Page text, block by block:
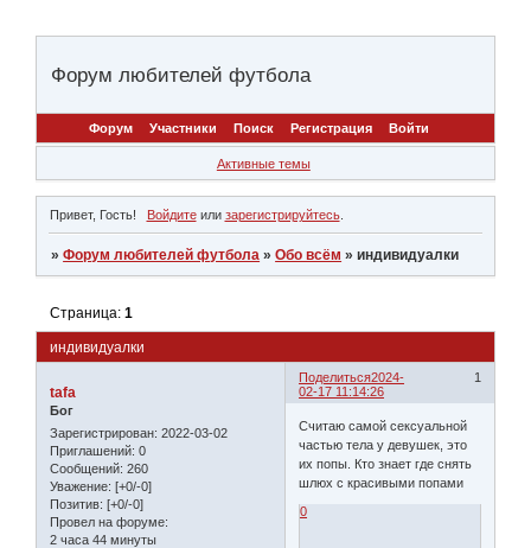
Форум любителей футбола
Форум Участники Поиск Регистрация Войти
Активные темы
Привет, Гость! Войдитеили зарегистрируйтесь.
»Форум любителей футбола »Обо всём »индивидуaлки
индивидуaлки
Страница:1
Поделиться 1
2024-
02-17 11:14:26
tafa
Бог
Зарегистрирован: 2022-03-02
Приглашений: 0
Сообщений: 260
Уважение: [+0/-0]
Позитив: [+0/-0]
Провел на форуме:
2 часа 44 минуты
Считаю самой сексуальной
частью тела у девушек, это
их попы. Кто знает где снять
шлюх с красивыми попами
0